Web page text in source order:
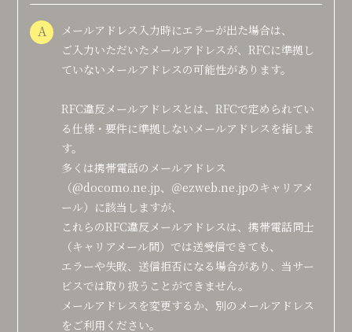
会員登録 ログイン
A
メールアドレス入力時にエラーが出た場合は、
ご入力いただいたメールアドレスが、RFCに準拠し
ていないメールアドレスの可能性があります。
RFC違反メールアドレスとは、RFCで定められてい
る仕様・要件に準拠しないメールアドレスを指しま
す。
多くは携帯電話のメールアドレス
（@docomo.ne.jp、＠ezweb.ne.jpのキャリアメ
ール）に該当しますが、
これらのRFC違反メールアドレスは、携帯電話同士
（キャリアメール間）では送受信できても、
エラーや失敗、送信拒否になる場合があり、当サー
ビスでは取り扱うことができません。
メールアドレスを変更するか、別のメールアドレス
をご利用ください。